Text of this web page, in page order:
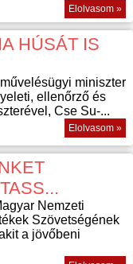
Elolvasom »
HÚSÁT IS
miniszter
ellenőrző és
Cse Su-...
Elolvasom »
Nemzeti
Szövetségének
a jövőbeni